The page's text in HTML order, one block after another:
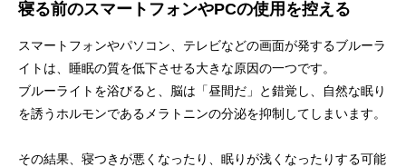
寝る前のスマートフォンやPCの使用を控える
スマートフォンやパソコン、テレビなどの画面が発するブルーラ
イトは、睡眠の質を低下させる大きな原因の一つです。
ブルーライトを浴びると、脳は「昼間だ」と錯覚し、自然な眠り
を誘うホルモンであるメラトニンの分泌を抑制してしまいます。
その結果、寝つきが悪くなったり、眠りが浅くなったりする可能